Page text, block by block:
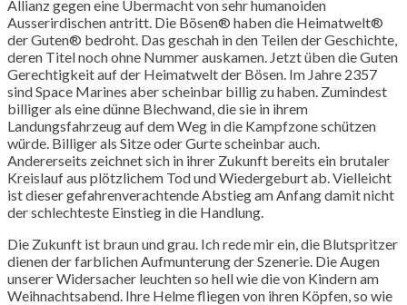
Allianz gegen eine Übermacht von sehr humanoiden
Ausserirdischen antritt. Die Bösen® haben die Heimatwelt®
der Guten® bedroht. Das geschah in den Teilen der Geschichte,
deren Titel noch ohne Nummer auskamen. Jetzt üben die Guten
Gerechtigkeit auf der Heimatwelt der Bösen. Im Jahre 2357
sind Space Marines aber scheinbar billig zu haben. Zumindest
billiger als eine dünne Blechwand, die sie in ihrem
Landungsfahrzeug auf dem Weg in die Kampfzone schützen
würde. Billiger als Sitze oder Gurte scheinbar auch.
Andererseits zeichnet sich in ihrer Zukunft bereits ein brutaler
Kreislauf aus plötzlichem Tod und Wiedergeburt ab. Vielleicht
ist dieser gefahrenverachtende Abstieg am Anfang damit nicht
der schlechteste Einstieg in die Handlung.
Die Zukunft ist braun und grau. Ich rede mir ein, die Blutspritzer
dienen der farblichen Aufmunterung der Szenerie. Die Augen
unserer Widersacher leuchten so hell wie die von Kindern am
Weihnachtsabend. Ihre Helme fliegen von ihren Köpfen, so wie